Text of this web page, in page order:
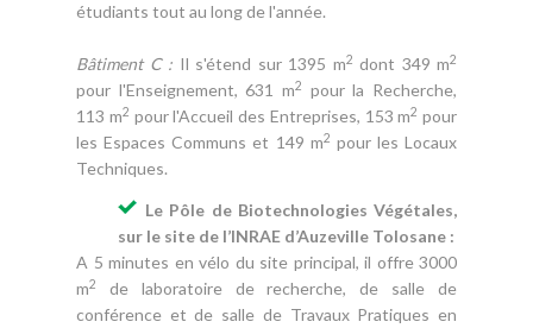
étudiants tout au long de l'année.
Bâtiment C : Il s'étend sur 1395 m2 dont 349 m2
pour l'Enseignement, 631 m2
pour la Recherche,
113 m2 pour l'Accueil des Entreprises, 153 m2 pour
les Espaces Communs et 149 m2 pour les Locaux
Techniques.
Le Pôle de Biotechnologies Végétales,
sur le site de l’INRAE d’Auzeville Tolosane :
A 5 minutes en vélo du site principal, il offre 3000
m2
de laboratoire de recherche, de salle de
conférence et de salle de Travaux Pratiques en